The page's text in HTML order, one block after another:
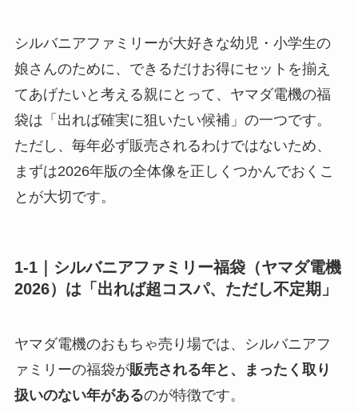
シルバニアファミリーが大好きな幼児・小学生の
娘さんのために、できるだけお得にセットを揃え
てあげたいと考える親にとって、ヤマダ電機の福
袋は「出れば確実に狙いたい候補」の一つです。
ただし、毎年必ず販売されるわけではないため、
まずは2026年版の全体像を正しくつかんでおくこ
とが大切です。
1-1｜シルバニアファミリー福袋（ヤマダ電機
2026）は「出れば超コスパ、ただし不定期」
ヤマダ電機のおもちゃ売り場では、シルバニアフ
ァミリーの福袋が販売される年と、まったく取り
扱いのない年があるのが特徴です。